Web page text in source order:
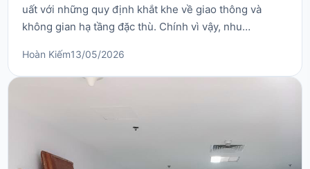
uất với những quy định khắt khe về giao thông và
không gian hạ tầng đặc thù. Chính vì vậy, nhu
đòi hỏi đơn vị thực hiện phải có kinh nghiệm thực
chiến và am hiểu sâu sắc địa bàn phố cổ. Việc tự mình
Hoàn Kiếm13/05/2026